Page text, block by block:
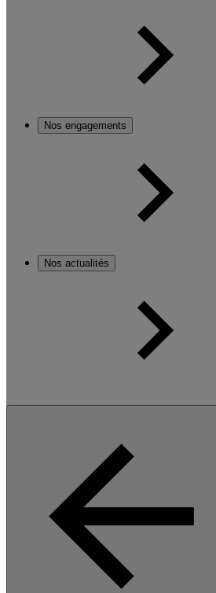
Nos engagements
Nos actualités